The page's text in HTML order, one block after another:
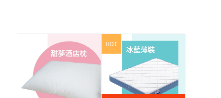
HOT